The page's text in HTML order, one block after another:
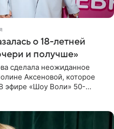
о 18-летней
и получше»
сделала неожиданное
Аксеновой, которое
эфире «Шоу Воли» 50-